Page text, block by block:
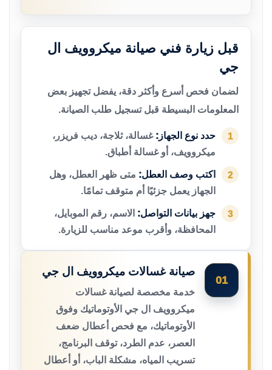
قبل زيارة فني صيانة ميكروويف ال
جي
لضمان فحص أسرع وأكثر دقة، يفضل تجهيز بعض
المعلومات البسيطة قبل تسجيل طلب الصيانة.
1 حدد نوع الجهاز: غسالة، ثلاجة، ديب فريزر،
ميكروويف، أو غسالة أطباق.
2 اكتب وصف العطل: متى ظهر العطل، وهل
الجهاز يعمل جزئيًا أم متوقف تمامًا.
3 جهز بيانات التواصل: الاسم، رقم الموبايل،
المحافظة، وأقرب موعد مناسب للزيارة.
01
صيانة غسالات ميكروويف ال جي
خدمة مخصصة لصيانة غسالات
ميكروويف ال جي الأوتوماتيك وفوق
الأوتوماتيك، مع فحص أعطال ضعف
العصر، عدم الطرد، توقف البرنامج،
تسريب المياه، مشكلة الباب، أو أعطال